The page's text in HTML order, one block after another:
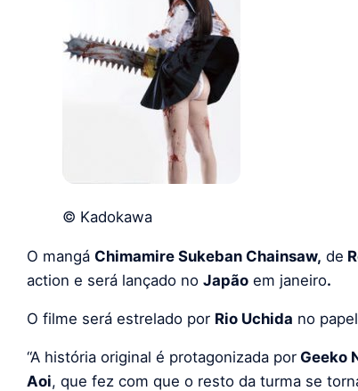
© Kadokawa
O mangá Chimamire Sukeban Chainsaw, de
action e será lançado no Japão em janeiro.
O filme será estrelado por Rio Uchida no
“A história original é protagonizada por Geeko
Aoi, que fez com que o resto da turma se